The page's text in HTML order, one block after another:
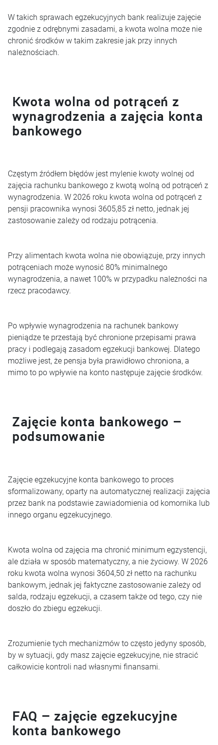
W takich sprawach egzekucyjnych bank realizuje zajęcie
zgodnie z odrębnymi zasadami, a kwota wolna może nie
chronić środków w takim zakresie jak przy innych
należnościach.
Kwota wolna od potrąceń z
wynagrodzenia a zajęcia konta
bankowego
Częstym źródłem błędów jest mylenie kwoty wolnej od
zajęcia rachunku bankowego z kwotą wolną od potrąceń z
wynagrodzenia. W 2026 roku kwota wolna od potrąceń z
pensji pracownika wynosi 3605,85 zł netto, jednak jej
zastosowanie zależy od rodzaju potrącenia.
Przy alimentach kwota wolna nie obowiązuje, przy innych
potrąceniach może wynosić 80% minimalnego
wynagrodzenia, a nawet 100% w przypadku należności na
rzecz pracodawcy.
Po wpływie wynagrodzenia na rachunek bankowy
pieniądze te przestają być chronione przepisami prawa
pracy i podlegają zasadom egzekucji bankowej. Dlatego
możliwe jest, że pensja była prawidłowo chroniona, a
mimo to po wpływie na konto następuje zajęcie środków.
Zajęcie konta bankowego –
podsumowanie
Zajęcie egzekucyjne konta bankowego to proces
sformalizowany, oparty na automatycznej realizacji zajęcia
przez bank na podstawie zawiadomienia od komornika lub
innego organu egzekucyjnego.
Kwota wolna od zajęcia ma chronić minimum egzystencji,
ale działa w sposób matematyczny, a nie życiowy. W 2026
roku kwota wolna wynosi 3604,50 zł netto na rachunku
bankowym, jednak jej faktyczne zastosowanie zależy od
salda, rodzaju egzekucji, a czasem także od tego, czy nie
doszło do zbiegu egzekucji.
Zrozumienie tych mechanizmów to często jedyny sposób,
by w sytuacji, gdy masz zajęcie egzekucyjne, nie stracić
całkowicie kontroli nad własnymi finansami.
FAQ – zajęcie egzekucyjne
konta bankowego